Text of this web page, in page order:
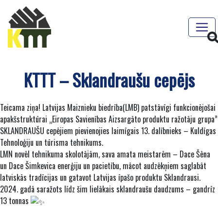
KTTT – Sklandraušu cepējs
Teicama ziņa! Latvijas Maiznieku biedrība(LMB) patstāvīgi funkcionējošai
apakšstruktūrai „Eiropas Savienības Aizsargāto produktu ražotāju grupa”
SKLANDRAUŠU cepējiem pievienojies laimīgais 13. dalībnieks – Kuldīgas
Tehnoloģiju un tūrisma tehnikums.
LMN novēl tehnikuma skolotājām, sava amata meistarēm – Dace Šēna
un Dace Šimkevica enerģiju un pacietību, mācot audzēkņiem saglabāt
latviskās tradīcijas un gatavot Latvijas īpašo produktu Sklandrausi.
2024. gadā saražots līdz šim lielākais sklandraušu daudzums – gandrīz
13 tonnas